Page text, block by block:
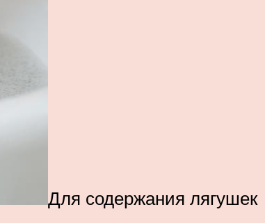
Для содержания лягушек